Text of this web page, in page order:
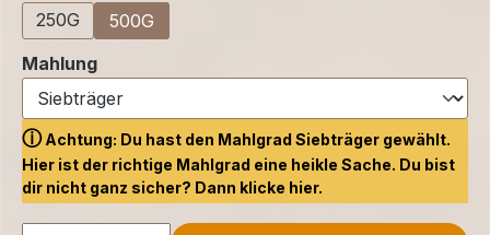
250G
500G
Mahlungauswählen
ⓘAchtung: Du hast den Mahlgrad Siebträger gewählt.
Hier ist der richtige Mahlgrad eine heikle Sache. Du bist
dir nicht ganz sicher? Dann klicke hier.